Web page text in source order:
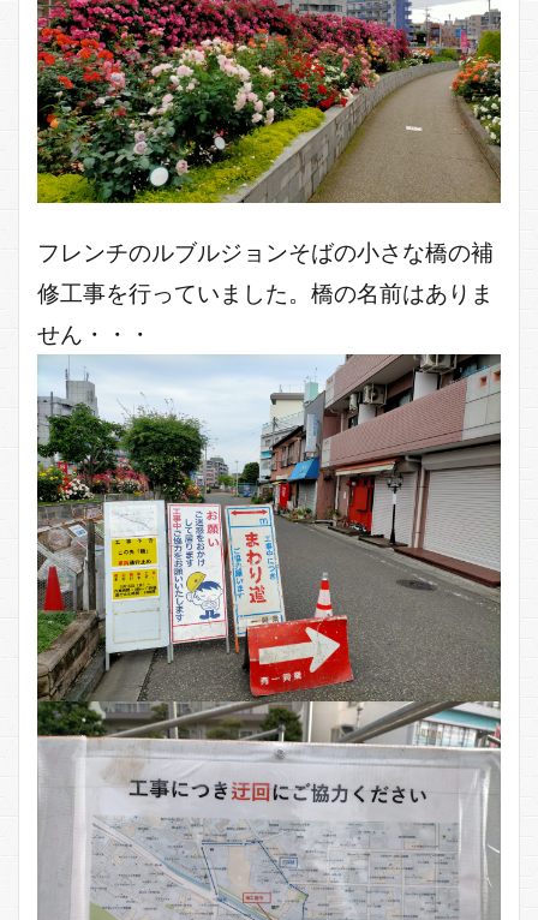
フレンチのルブルジョンそばの小さな橋の補
修工事を行っていました。橋の名前はありま
せん・・・